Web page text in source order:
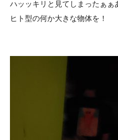
ハッッキリと見てしまったぁぁ
ヒト型の何か大きな物体を！